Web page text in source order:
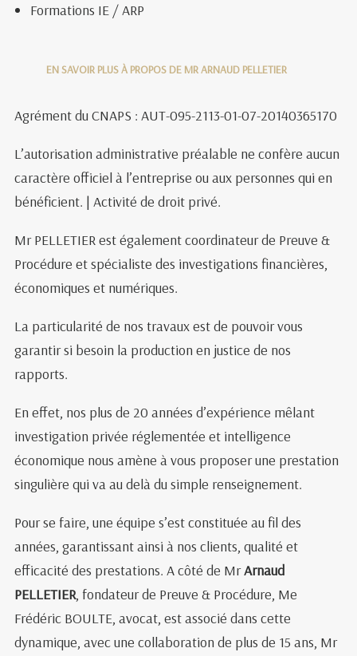
Formations IE / ARP
EN SAVOIR PLUS À PROPOS DE MR ARNAUD PELLETIER
Agrément du CNAPS : AUT-095-2113-01-07-20140365170
L’autorisation administrative préalable ne confère aucun
caractère officiel à l’entreprise ou aux personnes qui en
bénéficient. | Activité de droit privé.
Mr PELLETIER est également coordinateur de Preuve &
Procédure et spécialiste des investigations financières,
économiques et numériques.
La particularité de nos travaux est de pouvoir vous
garantir si besoin la production en justice de nos
rapports.
En effet, nos plus de 20 années d’expérience mêlant
investigation privée réglementée et intelligence
économique nous amène à vous proposer une prestation
singulière qui va au delà du simple renseignement.
Pour se faire, une équipe s’est constituée au fil des
années, garantissant ainsi à nos clients, qualité et
efficacité des prestations. A côté de MrArnaud
PELLETIER, fondateur de Preuve & Procédure, Me
Frédéric BOULTE, avocat, est associé dans cette
dynamique, avec une collaboration de plus de 15 ans, Mr